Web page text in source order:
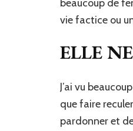
beaucoup de
vie factice ou
ELLE
J’ai vu
que faire
pardonner et